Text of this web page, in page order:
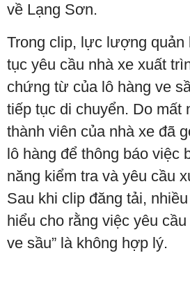
về Lạng Sơn.
Trong clip, lực lượng quản
tục yêu cầu nhà xe xuất
chứng từ của lô hàng ve
tiếp tục di chuyển. Do mất
thành viên của nhà xe đã
lô hàng để thông báo
năng kiểm tra và yêu cầu
Sau khi clip đăng tải,
hiểu cho rằng việc yêu
ve sầu” là không hợp lý.